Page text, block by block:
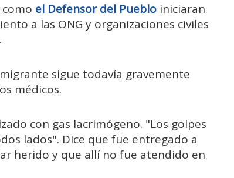
el Defensor del Pueblo iniciaran
a las ONG y organizaciones civiles
sigue todavía gravemente
médicos.
con gas lacrimógeno. "Los golpes
lados". Dice que fue entregado a
herido y que allí no fue atendido en